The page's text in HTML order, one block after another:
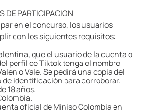
DE PARTICIPACIÓN
en el concurso, los usuarios
con los siguientes requisitos:
que el usuario de la cuenta o
perfil de Tiktok tenga el nombre
o Vale. Se pedirá una copia del
identificación para corroborar.
18 años.
oficial de Miniso Colombia en